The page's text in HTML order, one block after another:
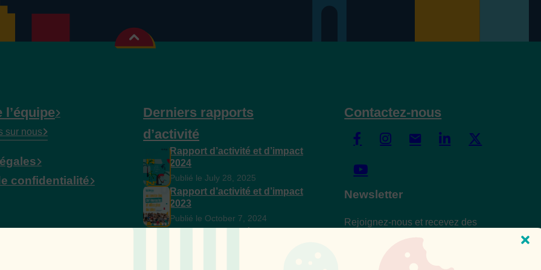
l’équipe
sur nous
confidentialité
Derniers rapports
d’activité
Rapport d’activité et d’impact
2024
Publié le July 28, 2025
Rapport d’activité et d’impact
2023
Publié le October 7, 2024
Contactez-nous
Newsletter
Rejoignez-nous et recevez des